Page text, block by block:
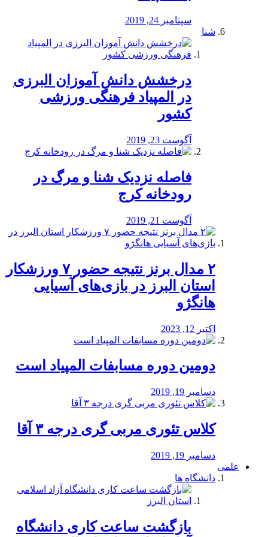
سپتامبر 24, 2019
شنا
درخشش دانش آموزان البرزی
در المپیاد فرهنگی ورزشی
کشور
آگوست 23, 2019
️فاصله نزدیک شنا و مرگ در
رودخانه کرج
آگوست 21, 2019
۲ مدال برنز نتیجه حضور ۷ ورزشکار
استان البرز در بازی‌های آسیایی
هانگژو
اکتبر 12, 2023
دومین دوره مسابفات المپیاد است
دسامبر 19, 2019
کلاس تئوری مربی گری درجه ۳ آقا
دسامبر 19, 2019
علمی
دانشگاه ها
بازگشت ساعت کاری دانشگاه